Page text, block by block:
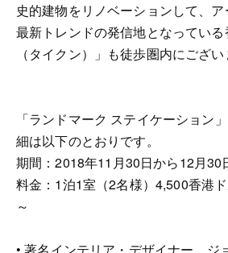
史的建物をリノベーションして、
最新トレンドの発信地となってい
（タイクン）」も徒歩圏内にござい
「ランドマーク ステイケーション
細は以下のとおりです。
期間：2018年11月30日から12月30
料金：1泊1室（2名様）4,500香港ド
～